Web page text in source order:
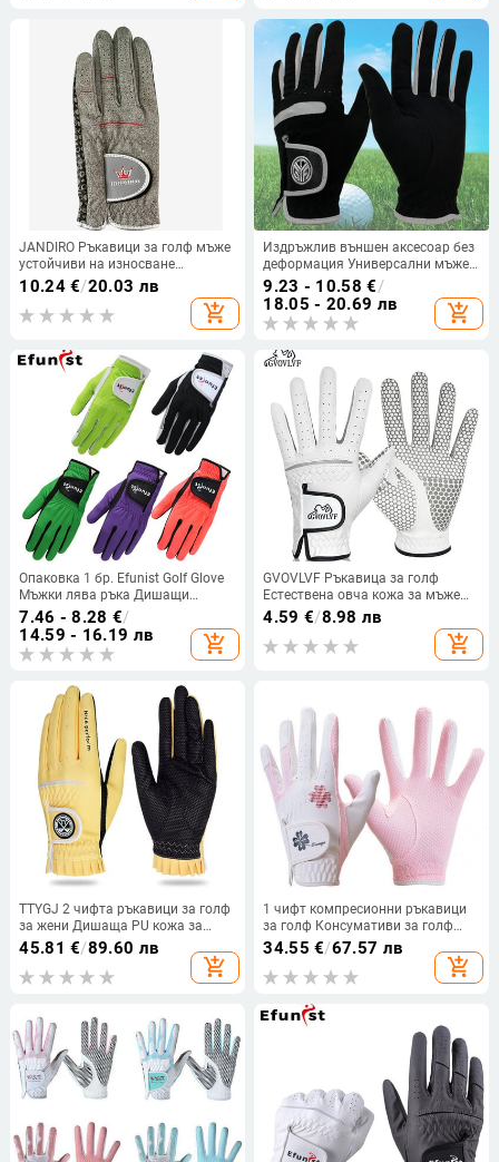
JANDIRO Ръкавици за голф мъже
устойчиви на износване
противоплъзгащи дишащи,
вносни тъкани особено удобни
четири сезона
10.24€/20.03 лв
add_shopping_cart
Издръжлив външен аксесоар без
деформация Универсални мъже
използват голф ръкавица за
спортни голф ръкавици голф
ръкавици
9.23 - 10.58 €/
18.05 - 20.69 лв
add_shopping_cart
Опаковка 1 бр. Efunist Golf Glove
Мъжки лява ръка Дишащи
зелени 3D Performance Mesh
Неплъзгащи се микрофибърни
ръкавици за голф Мъжки мъжки
7.46 - 8.28 €/
14.59 - 16.19 лв
add_shopping_cart
GVOVLVF Ръкавица за голф
Естествена овча кожа за мъже
Бяла дишаща ръкавица за
голфър Противоплъзгаща се
мека и удобна
4.59 €/8.98 лв
add_shopping_cart
TTYGJ 2 чифта ръкавици за голф
за жени Дишаща PU кожа за
голф с неплъзгащи се частици
Спортно облекло на открито
Аксесоар за голф
45.81 €/89.60 лв
add_shopping_cart
1 чифт компресионни ръкавици
за голф Консумативи за голф
Ръкавици за голф Абсорбция на
потта Без миризма Стабилна
компресионна ръкавица за голф
34.55 €/67.57 лв
add_shopping_cart